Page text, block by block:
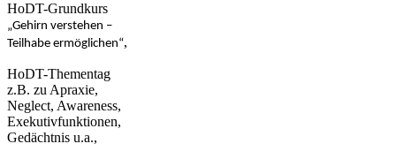
HoDT-Grundkurs
„Gehirn verstehen –
Teilhabe ermöglichen“,
HoDT-Thementag
z.B. zu Apraxie,
Neglect, Awareness,
Exekutivfunktionen,
Gedächtnis u.a.,